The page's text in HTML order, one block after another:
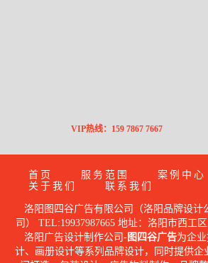
VIP热线：159 7867 7667
首页 服务范围 案例中心
关于我们
联系我们
洛阳图四谷广告有限公司（洛阳品牌设计
司） TEL:19937987665 地址：洛阳市西工
洛阳广告设计制作公司-图四谷广告为企
计、画册设计等系列品牌设计，同时提供企